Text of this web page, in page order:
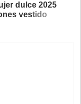
dulce 2025
vestido